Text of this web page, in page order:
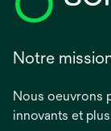
Notre
Nous oeuvrons
innovants et